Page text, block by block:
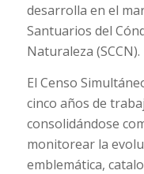
desarrolla en el
Santuarios del
Naturaleza (SCCN).
El Censo
cinco años de
consolidándose
monitorear la
emblemática,